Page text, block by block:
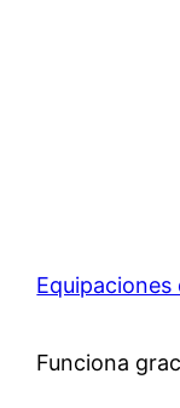
Equipaciones
Funciona